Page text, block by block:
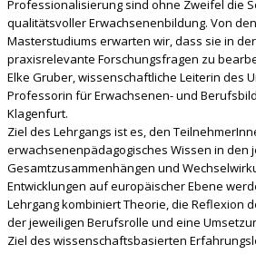
Professionalisierung sind ohne Zweifel die
qualitätsvoller Erwachsenenbildung. Von
Masterstudiums erwarten wir, dass sie in
praxisrelevante Forschungsfragen zu
Elke Gruber, wissenschaftliche Leiterin des
Professorin für Erwachsenen- und
Klagenfurt.
Ziel des Lehrgangs ist es, den
erwachsenenpädagogisches Wissen in den
Gesamtzusammenhängen und
Entwicklungen auf europäischer Ebene
Lehrgang kombiniert Theorie, die Reflexion
der jeweiligen Berufsrolle und eine
Ziel des wissenschaftsbasierten